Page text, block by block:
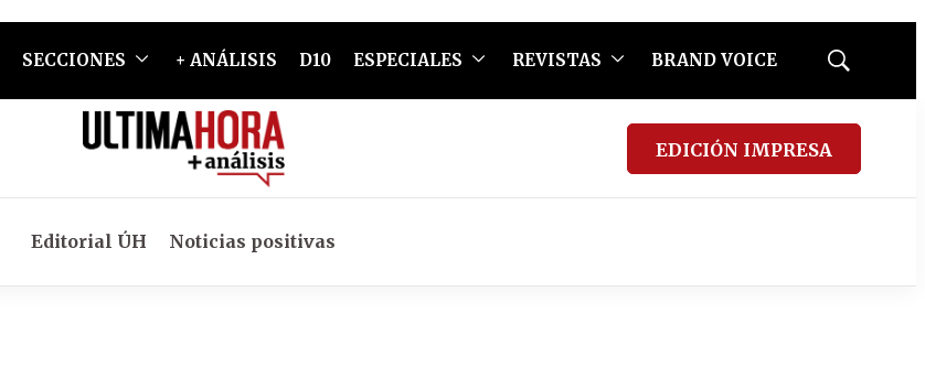
SECCIONES + ANÁLISIS D10 ESPECIALES REVISTAS BRAND VOICE
Mostrar
EDICIÓN IMPRESA
Editorial ÚH Noticias positivas